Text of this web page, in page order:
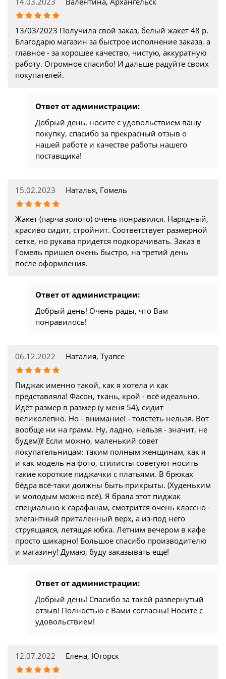
13/03/2023 Получила свой заказ, белый жакет 48 р.
Благодарю магазин за быстрое исполнение заказа, а
главное - за хорошее качество, чистую, аккуратную
работу. Огромное спасибо! И дальше радуйте своих
покупателей.
Ответ от администрации:
Добрый день, носите с удовольствием вашу
покупку, спасибо за прекрасный отзыв о
нашей работе и качестве работы нашего
поставщика!
15.02.2023 Наталья, Гомель
Жакет (парча золото) очень понравился. Нарядный,
красиво сидит, стройнит. Соответствует размерной
сетке, но рукава придется подкорачивать. Заказ в
Гомель пришел очень быстро, на третий день
после оформления.
Ответ от администрации:
Добрый день! Очень рады, что Вам
понравилось!
06.12.2022 Наталия, Туапсе
Пиджак именно такой, как я хотела и как
представляла! Фасон, ткань, крой - всё идеально.
Идёт размер в размер (у меня 54), сидит
великолепно. Но - внимание! - толстеть нельзя. Вот
вообще ни на грамм. Ну, ладно, нельзя - значит, не
будем))! Если можно, маленький совет
покупательницам: таким полным женщинам, как я
и как модель на фото, стилисты советуют носить
такие короткие пиджачки с платьями. В брюках
бёдра всё-таки должны быть прикрыты. (Худеньким
и молодым можно всё). Я брала этот пиджак
специально к сарафанам, смотрится очень классно -
элегантный приталенный верх, а из-под него
струящаяся, летящая юбка. Летним вечером в кафе
просто шикарно! Большое спасибо производителю
и магазину! Думаю, буду заказывать ещё!
Ответ от администрации:
Добрый день! Спасибо за такой развернутый
отзыв! Полностью с Вами согласны! Носите с
удовольствием!
12.07.2022 Елена, Югорск